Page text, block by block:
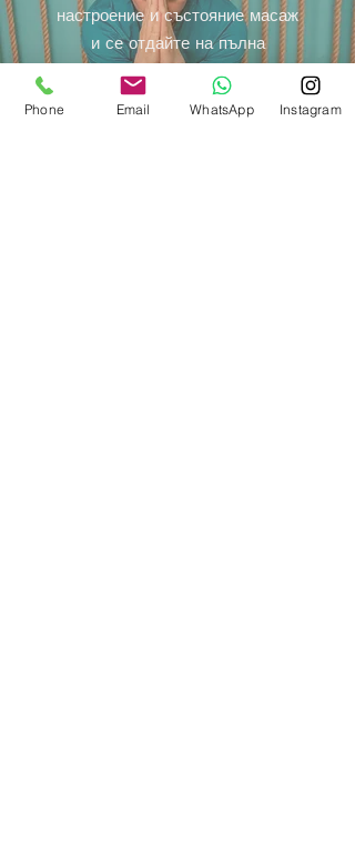
настроение и състояние масаж
и се отдайте на пълна
релаксация с нашите
изключителни масажисти.
Phone Email WhatsApp Instagram